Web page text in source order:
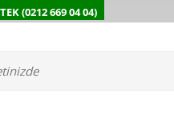
(0212 669 04 04)